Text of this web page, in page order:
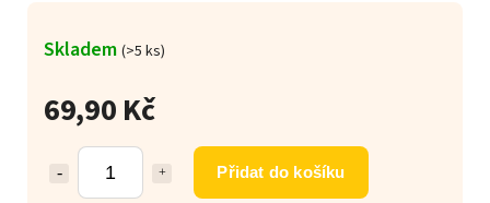
69,90 Kč
Přidat do košíku
Skladem (>5 ks)